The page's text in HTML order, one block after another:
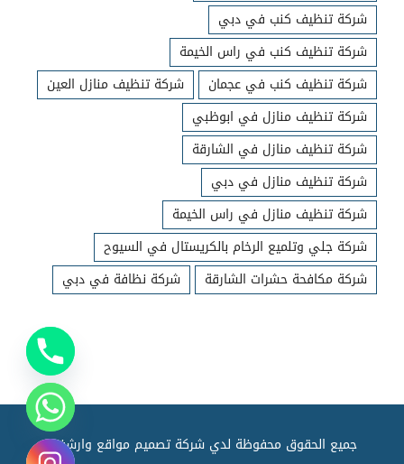
شركة تنظيف كنب في دبي
شركة تنظيف كنب في راس الخيمة
شركة تنظيف كنب في عجمان
شركة تنظيف منازل العين
شركة تنظيف منازل في ابوظبي
شركة تنظيف منازل في الشارقة
شركة تنظيف منازل في دبي
شركة تنظيف منازل في راس الخيمة
شركة جلي وتلميع الرخام بالكريستال في السيوح
شركة مكافحة حشرات الشارقة
شركة نظافة في دبي
جميع الحقوق محفوظة لدي شركة تصميم مواقع وارشفته